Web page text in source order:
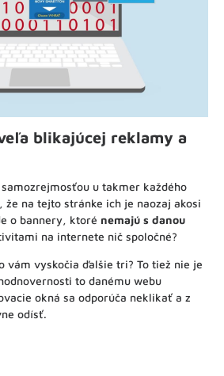
blikajúcej reklamy a
u takmer každého
že na tejto stránke ich je naozaj akosi
o bannery, ktoré nemajú s danou
na internete nič spoločné?
vám vyskočia ďalšie tri? To tiež nie je
to danému webu
okná sa odporúča neklikať a z
odísť.